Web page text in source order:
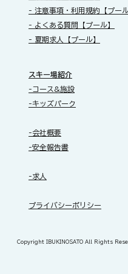
Copyright IBUKINOSATO All Rights
- 注意事項・利用規約【プール
- よくある質問【プール】
- 夏期求人【プール】
スキー場紹介
-コース&施設
-キッズパーク
-会社概要
-安全報告書
-求人
​プライバシーポリシー